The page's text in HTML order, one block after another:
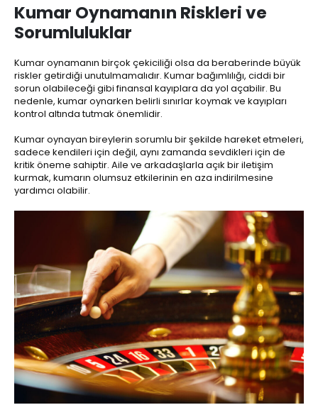
Kumar Oynamanın Riskleri ve
Sorumluluklar
Kumar oynamanın birçok çekiciliği olsa da beraberinde büyük
riskler getirdiği unutulmamalıdır. Kumar bağımlılığı, ciddi bir
sorun olabileceği gibi finansal kayıplara da yol açabilir. Bu
nedenle, kumar oynarken belirli sınırlar koymak ve kayıpları
kontrol altında tutmak önemlidir.
Kumar oynayan bireylerin sorumlu bir şekilde hareket etmeleri,
sadece kendileri için değil, aynı zamanda sevdikleri için de
kritik öneme sahiptir. Aile ve arkadaşlarla açık bir iletişim
kurmak, kumarın olumsuz etkilerinin en aza indirilmesine
yardımcı olabilir.